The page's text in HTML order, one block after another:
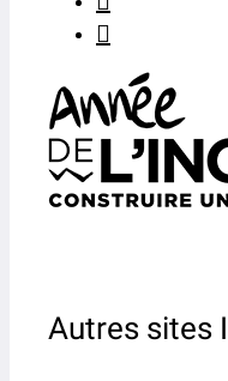
Autres sites